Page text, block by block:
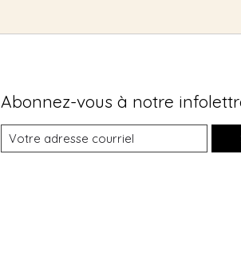
Abonnez-vous à notre